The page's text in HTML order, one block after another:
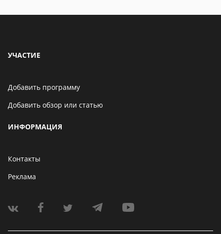
УЧАСТИЕ
Добавить программу
Добавить обзор или статью
ИНФОРМАЦИЯ
Контакты
Реклама